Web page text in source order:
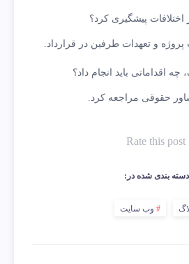
پیشگیری کرد؟
و تعهدات طرفین در قرارداد.
اقداماتی باید انجام داد؟
حقوقی مراجعه کرد.
Rate this post
دسته بندی شده در:
وب سایت